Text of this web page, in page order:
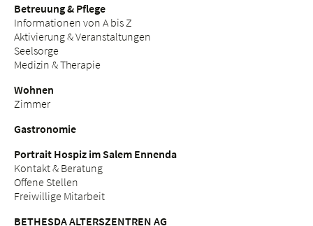
Betreuung & Pflege
Informationen von A bis Z
Aktivierung & Veranstaltungen
Seelsorge
Medizin & Therapie
Wohnen
Zimmer
Gastronomie
Portrait Hospiz im Salem Ennenda
Kontakt & Beratung
Offene Stellen
Freiwillige Mitarbeit
BETHESDA ALTERSZENTREN AG